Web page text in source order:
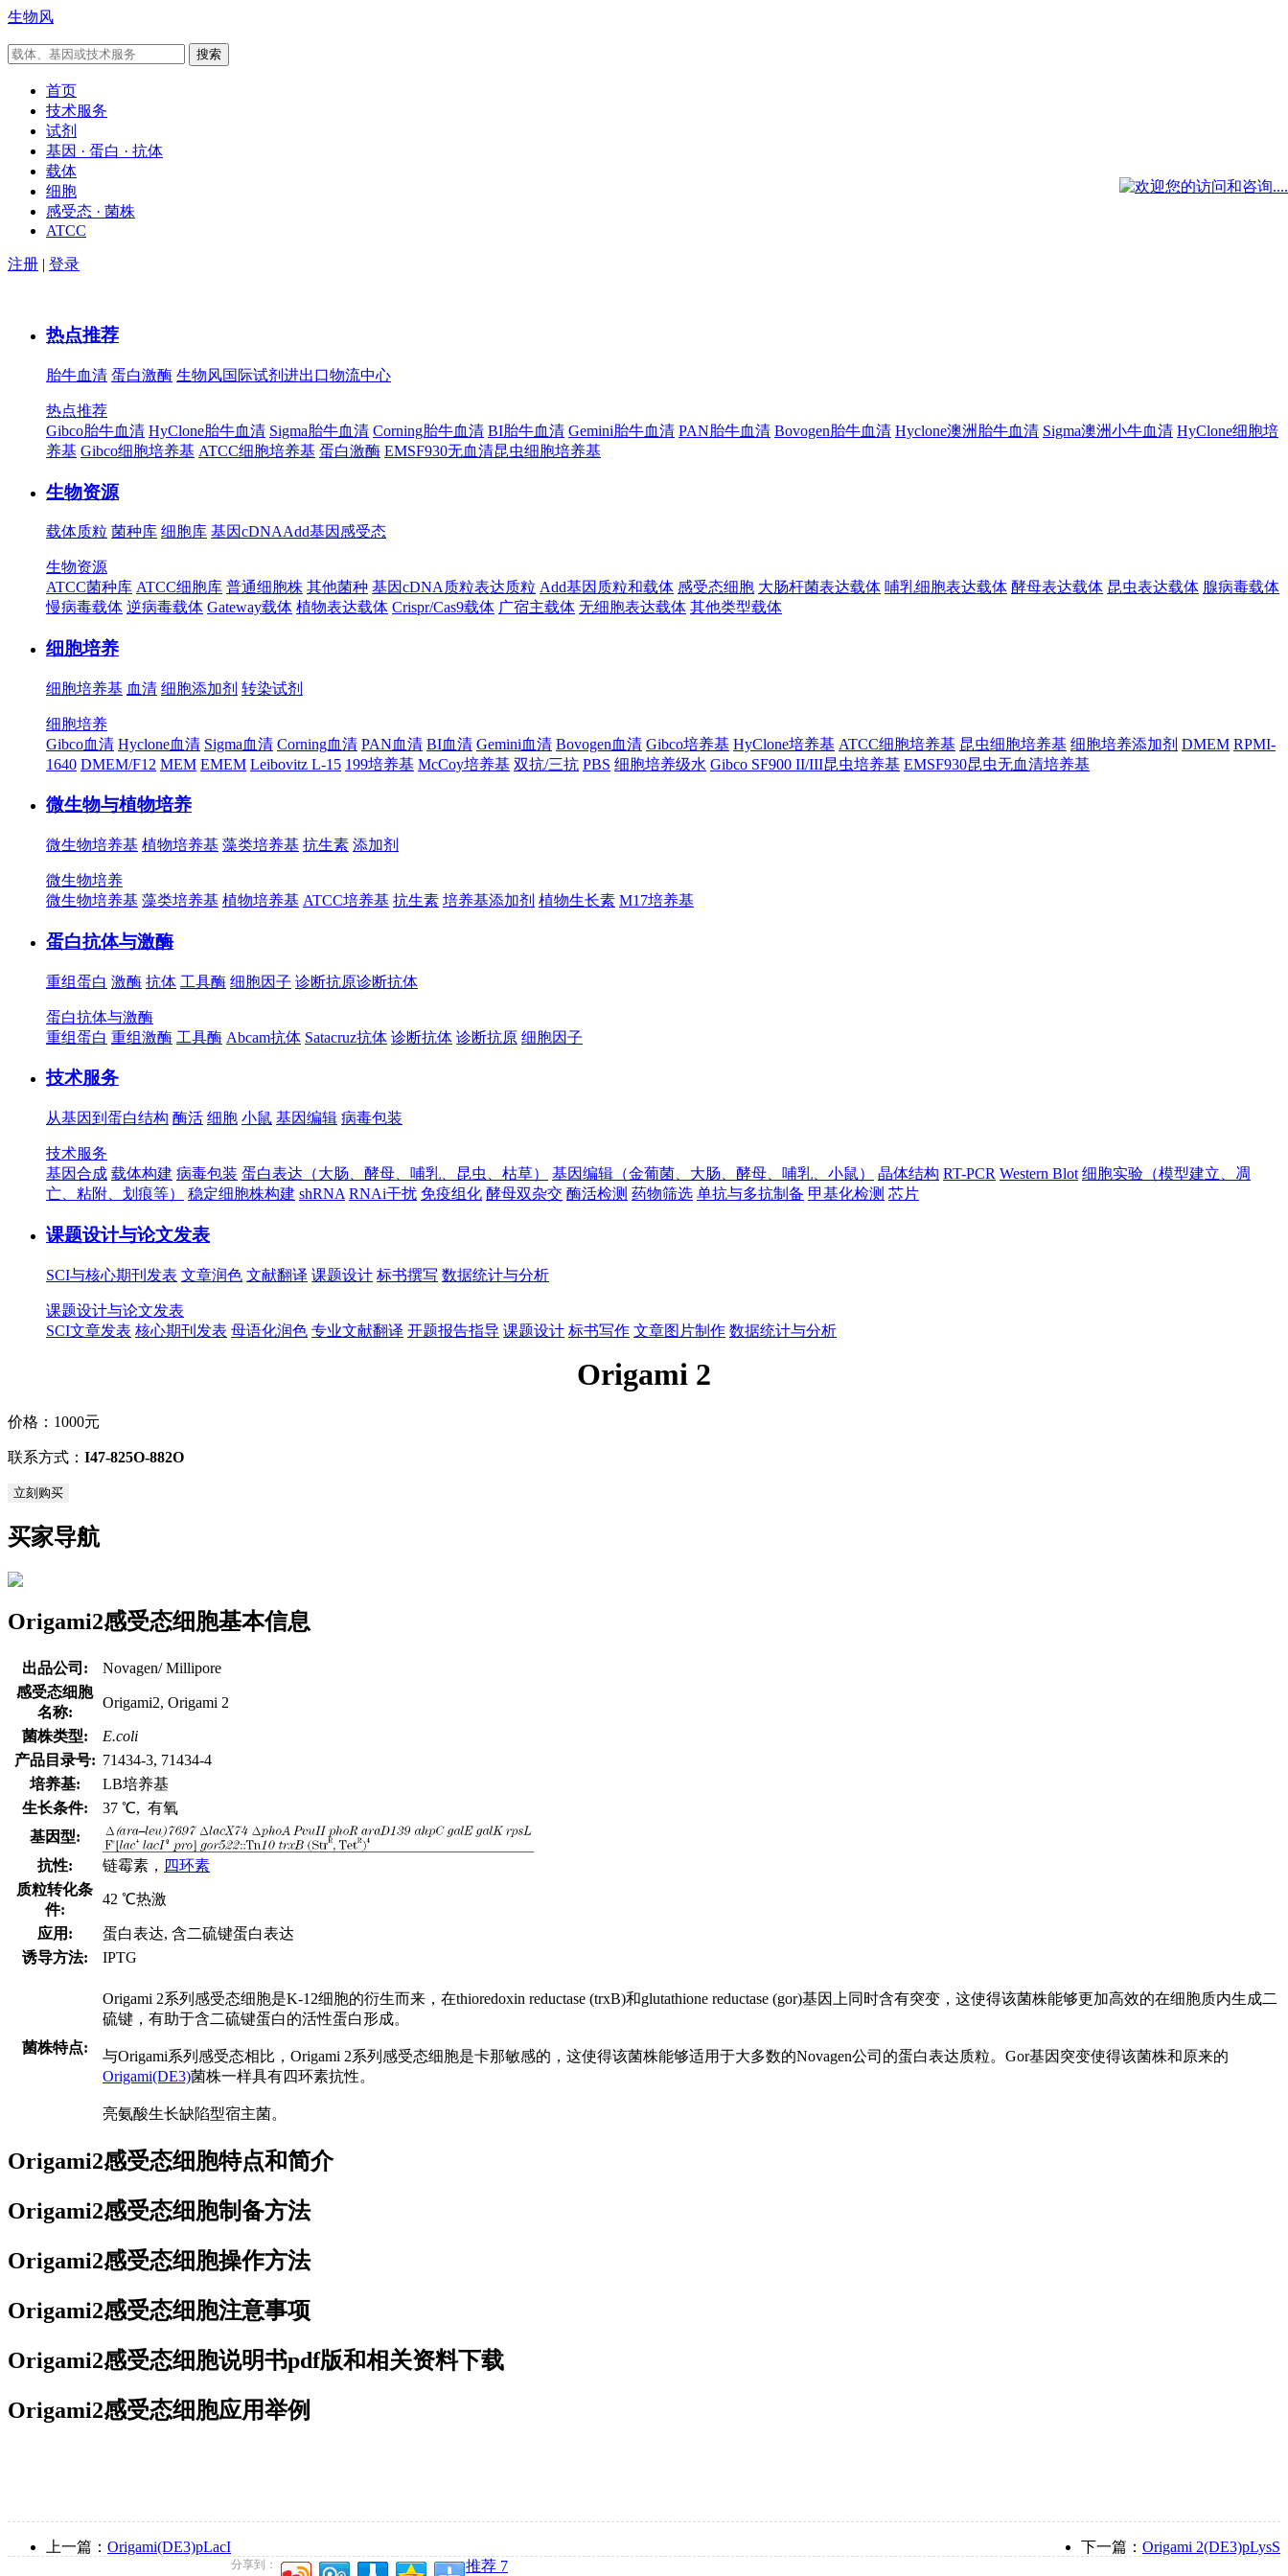
生物风
首页
技术服务
试剂
基因 · 蛋白 · 抗体
载体
细胞
感受态 · 菌株
ATCC
注册 | 登录
热点推荐
胎牛血清 蛋白激酶 生物风国际试剂进出口物流中心
热点推荐
Gibco胎牛血清 HyClone胎牛血清 Sigma胎牛血清 Corning胎牛血清 BI胎牛血清 Gemini胎牛血清 PAN胎牛血清 Bovogen胎牛血清 Hyclone澳洲胎牛血清 Sigma澳洲小牛血清 HyClone细胞培
养基 Gibco细胞培养基 ATCC细胞培养基 蛋白激酶 EMSF930无血清昆虫细胞培养基
生物资源
载体质粒 菌种库 细胞库 基因cDNAAdd基因感受态
生物资源
ATCC菌种库 ATCC细胞库 普通细胞株 其他菌种 基因cDNA质粒表达质粒 Add基因质粒和载体 感受态细胞 大肠杆菌表达载体 哺乳细胞表达载体 酵母表达载体 昆虫表达载体 腺病毒载体
慢病毒载体 逆病毒载体 Gateway载体 植物表达载体 Crispr/Cas9载体 广宿主载体 无细胞表达载体 其他类型载体
细胞培养
细胞培养基 血清 细胞添加剂 转染试剂
细胞培养
Gibco血清 Hyclone血清 Sigma血清 Corning血清 PAN血清 BI血清 Gemini血清 Bovogen血清 Gibco培养基 HyClone培养基 ATCC细胞培养基 昆虫细胞培养基 细胞培养添加剂 DMEM RPMI-
1640 DMEM/F12 MEM EMEM Leibovitz L-15 199培养基 McCoy培养基 双抗/三抗 PBS 细胞培养级水 Gibco SF900 II/III昆虫培养基 EMSF930昆虫无血清培养基
微生物与植物培养
微生物培养基 植物培养基 藻类培养基 抗生素 添加剂
微生物培养
微生物培养基 藻类培养基 植物培养基 ATCC培养基 抗生素 培养基添加剂 植物生长素 M17培养基
蛋白抗体与激酶
重组蛋白 激酶 抗体 工具酶 细胞因子 诊断抗原诊断抗体
蛋白抗体与激酶
重组蛋白 重组激酶 工具酶 Abcam抗体 Satacruz抗体 诊断抗体 诊断抗原 细胞因子
技术服务
从基因到蛋白结构 酶活 细胞 小鼠 基因编辑 病毒包装
技术服务
基因合成 载体构建 病毒包装 蛋白表达（大肠、酵母、哺乳、昆虫、枯草） 基因编辑（金葡菌、大肠、酵母、哺乳、小鼠） 晶体结构 RT-PCR Western Blot 细胞实验（模型建立、凋
亡、粘附、划痕等）
稳定细胞株构建 shRNA RNAi干扰 免疫组化 酵母双杂交 酶活检测 药物筛选 单抗与多抗制备 甲基化检测 芯片
课题设计与论文发表
SCI与核心期刊发表 文章润色 文献翻译 课题设计 标书撰写 数据统计与分析
课题设计与论文发表
SCI文章发表 核心期刊发表 母语化润色 专业文献翻译 开题报告指导 课题设计 标书写作 文章图片制作 数据统计与分析
Origami 2
价格： 1000元
联系方式： I47-825O-882O
立刻购买
买家导航
Origami2感受态细胞基本信息
出品公司:
Novagen/ Millipore
感受态细胞
名称:
Origami2, Origami 2
菌株类型:
E.coli
产品目录号: 71434-3, 71434-4
培养基:
LB培养基
生长条件:
37 ℃, 有氧
基因型:
抗性:
链霉素， 四环素
质粒转化条
件:
42 ℃热激
应用:
蛋白表达, 含二硫键蛋白表达
诱导方法:
IPTG
菌株特点:
Origami 2系列感受态细胞是K-12细胞的衍生而来，在thioredoxin reductase (trxB)和glutathione reductase (gor)基因上同时含有突变，这使得该菌株能够更加高效的在细胞质内生成二
硫键，有助于含二硫键蛋白的活性蛋白形成。
与Origami系列感受态相比，Origami 2系列感受态细胞是卡那敏感的，这使得该菌株能够适用于大多数的Novagen公司的蛋白表达质粒。Gor基因突变使得该菌株和原来的
Origami(DE3)菌株一样具有四环素抗性。
亮氨酸生长缺陷型宿主菌。
Origami2感受态细胞特点和简介
Origami2感受态细胞制备方法
Origami2感受态细胞操作方法
Origami2感受态细胞注意事项
Origami2感受态细胞说明书pdf版和相关资料下载
Origami2感受态细胞应用举例
上一篇： Origami(DE3)pLacI 下一篇： Origami 2(DE3)pLysS
分享到： 推荐 7